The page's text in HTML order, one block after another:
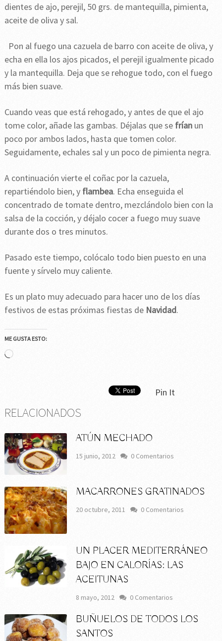
dientes de ajo, perejil, 50 grs. de mantequilla, pimienta,
aceite de oliva y sal.
Pon al fuego una cazuela de barro con aceite de oliva, y
echa en ella los ajos picados, el perejil igualmente picado
y la mantequilla. Deja que se rehogue todo, con el fuego
más bien suave.
Cuando veas que está rehogado, y antes de que el ajo
tome color, añade las gambas. Déjalas que se fríanun
poco por ambos lados, hasta que tomen color.
Seguidamente, echales sal y un poco de pimienta negra.
A continuación vierte el coñac por la cazuela,
repartiéndolo bien, y flambea. Echa enseguida el
concentrado de tomate dentro, mezclándolo bien con la
salsa de la cocción, y déjalo cocer a fuego muy suave
durante dos o tres minutos.
Pasado este tiempo, colócalo todo bien puesto en una
fuente y sírvelo muy caliente.
Es un plato muy adecuado para hacer uno de los días
festivos de estas próximas fiestas de Navidad.
ME GUSTA ESTO:
Cargando...
Pin It
RELACIONADOS
ATÚN MECHADO
15 junio, 2012 0 Comentarios
MACARRONES GRATINADOS
20 octubre, 2011 0 Comentarios
UN PLACER MEDITERRÁNEO
BAJO EN CALORÍAS: LAS
ACEITUNAS
8 mayo, 2012 0 Comentarios
BUÑUELOS DE TODOS LOS
SANTOS